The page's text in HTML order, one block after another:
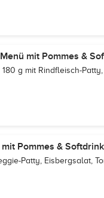
mit Pommes &
g mit Rindfleisch-
Pommes & Softdrink
Patty, Eisbergsalat,